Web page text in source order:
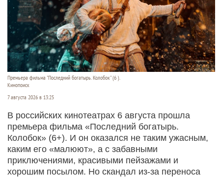
Премьера фильма "Последний богатырь. Колобок" (6 ).
Кинопоиск
7 августа 2026 в 13:25
В российских кинотеатрах 6 августа прошла
премьера фильма «Последний богатырь.
Колобок» (6+). И он оказался не таким ужасным,
каким его «малюют», а с забавными
приключениями, красивыми пейзажами и
хорошим посылом. Но скандал из-за переноса